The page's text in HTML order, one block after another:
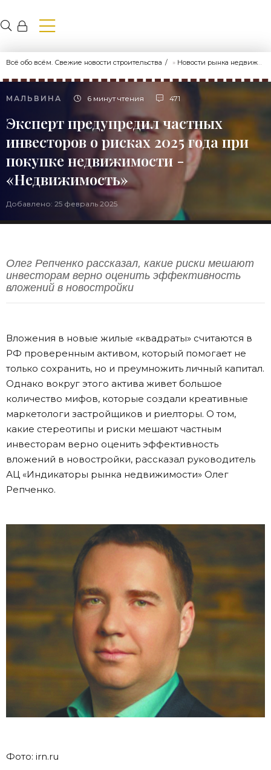
Всё обо всём. Свежие новости строительства » Новости рынка недвижимости
МАЛЬВИНА 6 минут чтения 471
Эксперт предупредил частных
инвесторов о рисках 2025 года при
покупке недвижимости -
«Недвижимость»
Добавлено: 25 февраль 2025
Олег Репченко рассказал, какие риски мешают
инвесторам верно оценить эффективность
вложений в новостройки
Вложения в новые жилые «квадраты» считаются в
РФ проверенным активом, который помогает не
только сохранить, но и преумножить личный капитал.
Однако вокруг этого актива живет большое
количество мифов, которые создали креативные
маркетологи застройщиков и риелторы. О том,
какие стереотипы и риски мешают частным
инвесторам верно оценить эффективность
вложений в новостройки, рассказал руководитель
АЦ «Индикаторы рынка недвижимости» Олег
Репченко.
Фото: irn.ru